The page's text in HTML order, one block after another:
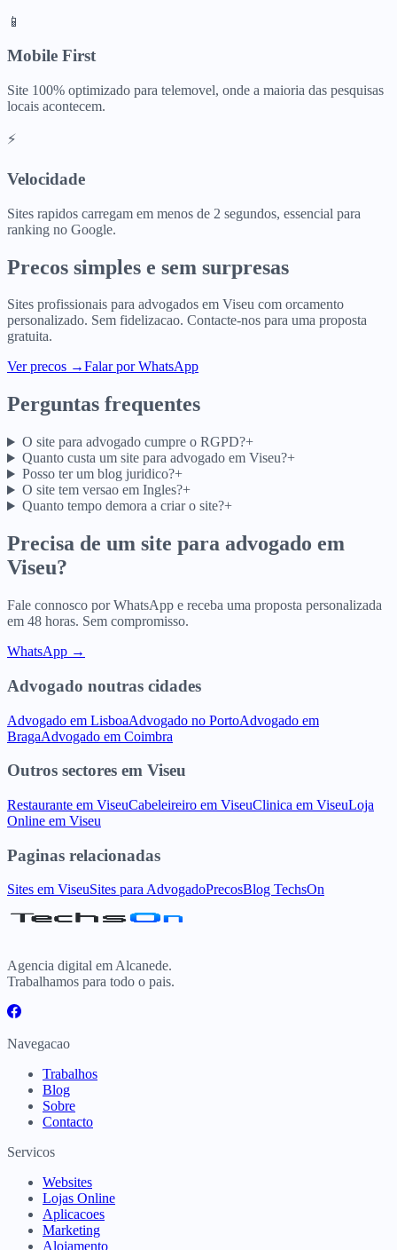
📱
Mobile First
Site 100% optimizado para telemovel, onde a maioria das pesquisas
locais acontecem.
⚡
Velocidade
Sites rapidos carregam em menos de 2 segundos, essencial para
ranking no Google.
Precos simples e sem surpresas
Sites profissionais para advogados em Viseu com orcamento
personalizado. Sem fidelizacao. Contacte-nos para uma proposta
gratuita.
Ver precos →Falar por WhatsApp
Perguntas frequentes
O site para advogado cumpre o RGPD?+
Quanto custa um site para advogado em Viseu?+
Posso ter um blog juridico?+
O site tem versao em Ingles?+
Quanto tempo demora a criar o site?+
Precisa de um site para advogado em
Viseu?
Fale connosco por WhatsApp e receba uma proposta personalizada
em 48 horas. Sem compromisso.
WhatsApp →
Advogado noutras cidades
Advogado em LisboaAdvogado no PortoAdvogado em
BragaAdvogado em Coimbra
Outros sectores em Viseu
Restaurante em ViseuCabeleireiro em ViseuClinica em ViseuLoja
Online em Viseu
Paginas relacionadas
Sites em ViseuSites para AdvogadoPrecosBlog TechsOn
Agencia digital em Alcanede.
Trabalhamos para todo o pais.
Navegacao
Trabalhos
Blog
Sobre
Contacto
Servicos
Websites
Lojas Online
Aplicacoes
Marketing
Alojamento